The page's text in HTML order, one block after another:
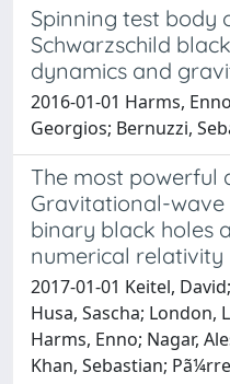
Spinning test body
Schwarzschild
dynamics and
2016-01-01 Harms,
Georgios; Bernuzzi,
The most powerful
Gravitational-
binary black holes
numerical relativity
2017-01-01 Keitel,
Husa, Sascha; London,
Harms, Enno; Nagar,
Khan, Sebastian;